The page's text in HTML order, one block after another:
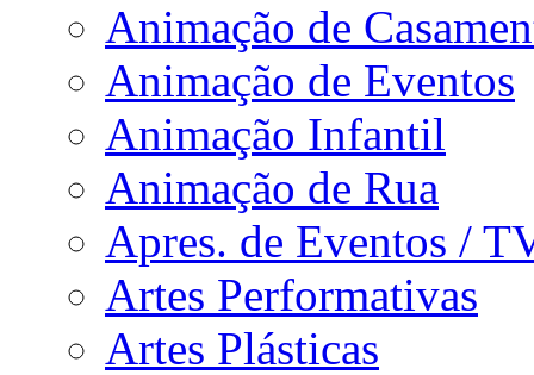
Animação de
Animação de Eventos
Animação Infantil
Animação de Rua
Apres. de Eventos /
Artes Performativas
Artes Plásticas